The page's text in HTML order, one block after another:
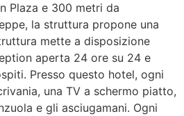
Plaza e 300 metri da
la struttura propone una
mette a disposizione
aperta 24 ore su 24 e
Presso questo hotel, ogni
una TV a schermo piatto,
e gli asciugamani. Ogni